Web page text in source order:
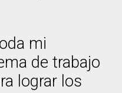
mi
de trabajo
lograr los